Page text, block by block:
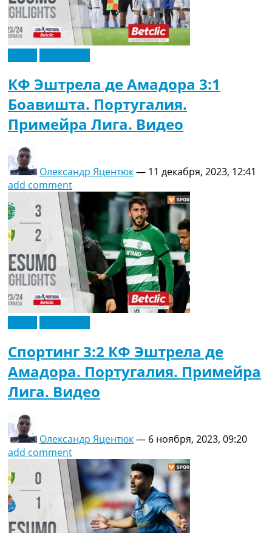
КФ Эштрела де Амадора 3:1
Боавишта. Португалия.
Примейра Лига. Видео
Олександр Яцентюк— 11 декабря, 2023, 12:41
add comment
Спортинг 3:2 КФ Эштрела де
Амадора. Португалия. Примейра
Лига. Видео
Олександр Яцентюк— 6 ноября, 2023, 09:20
add comment